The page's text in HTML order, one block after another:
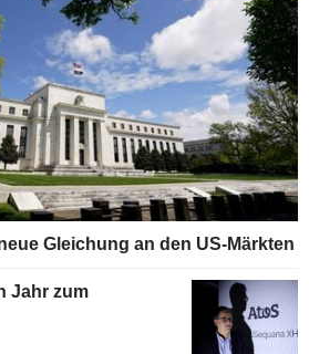
Gleichung an den US-Märkten
Jahr zum